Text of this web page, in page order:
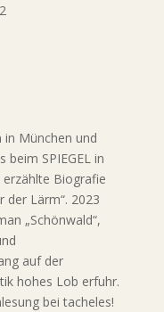
in München und
SPIEGEL in
erzählte Biografie
der Lärm“. 2023
„Schönwald“,
auf der
hohes Lob erfuhr.
bei tacheles!